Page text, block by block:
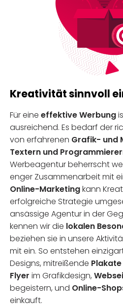
Kreativität sinnvoll
Für eine effektive Werbung
ausreichend. Es bedarf der
von erfahrenen Grafik- und
Textern und
Werbeagentur beherrscht
enger Zusammenarbeit mit
Online-Marketingkann
erfolgreiche Strategie
ansässige Agentur in der
kennen wir die lokalen
beziehen sie in unsere
mit ein. So entstehen
Designs, mitreißende Plakate
Flyer im Grafikdesign,
begeistern, und Online-
einkauft.